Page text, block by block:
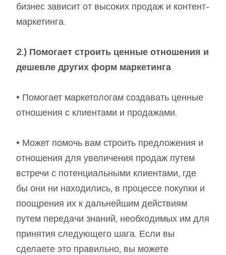
бизнес зависит от высоких продаж и контент-
маркетинга.
2.) Помогает строить ценные отношения и
дешевле других форм маркетинга
• Помогает маркетологам создавать ценные
отношения с клиентами и продажами.
• Может помочь вам строить предложения и
отношения для увеличения продаж путем
встречи с потенциальными клиентами, где
бы они ни находились, в процессе покупки и
поощрения их к дальнейшим действиям
путем передачи знаний, необходимых им для
принятия следующего шага. Если вы
сделаете это правильно, вы можете